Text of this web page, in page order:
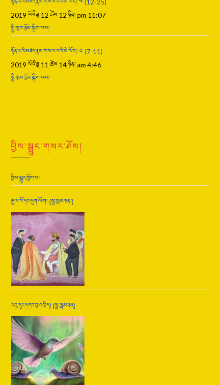
སྟོན་པའི་མཛད་རྣམ་གསལ་བའི་མེ་ལོང་། ༥ (12-25)
2019 ལོའི་ཟླ 12 ཚེས 12 ཉིན། pm 11:07
སྤྱི་ཁྱབ་རྩོམ་སྒྲིག་པས།
སྟོན་པའི་མཛད་རྣམ་གསལ་བའི་མེ་ལོང་། ༤ (7-11)
2019 ལོའི་ཟླ 11 ཚེས 14 ཉིན། am 4:46
སྤྱི་ཁྱབ་རྩོམ་སྒྲིག་པས།
བྱིས་སྒྲུང་གསར་ཤོས།
བྱིས་སྒྲུང་ཀློག་པ།
རྒྱལ་པོ་དང་དུག་ལོག། (སྒྲ་སྒམ་ཅན།)
འབུ་དུང་དཀར་བུ་འཁྲིད། (སྒྲ་སྒམ་ཅན)